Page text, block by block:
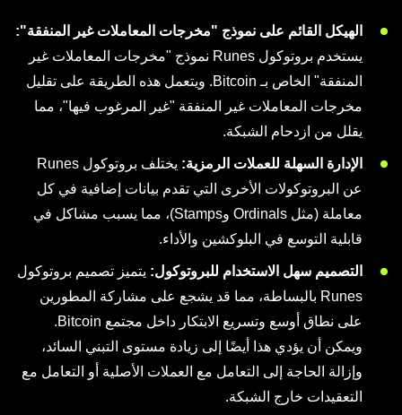
الهيكل القائم على نموذج "مخرجات المعاملات غير المنفقة":
يستخدم بروتوكول Runes نموذج "مخرجات المعاملات غير
المنفقة" الخاص بـ Bitcoin. ويتعمل هذه الطريقة على تقليل
مخرجات المعاملات غير المنفقة "غير المرغوب فيها"، مما
يقلل من ازدحام الشبكة.
الإدارة السهلة للعملات الرمزية:
يختلف بروتوكول Runes
عن البروتوكولات الأخرى التي تقدم بيانات إضافية في كل
معاملة (مثل Ordinals وStamps)، مما يسبب مشاكل في
قابلية التوسع في البلوكشين والأداء.
التصميم سهل الاستخدام للبروتوكول: يتميز تصميم بروتوكول
Runes بالبساطة، مما قد يشجع على مشاركة المطورين
على نطاق أوسع وتسريع الابتكار داخل مجتمع Bitcoin.
ويمكن أن يؤدي هذا أيضًا إلى زيادة مستوى التبني السائد،
وإزالة الحاجة إلى التعامل مع العملات الأصلية أو التعامل مع
التعقيدات خارج الشبكة.